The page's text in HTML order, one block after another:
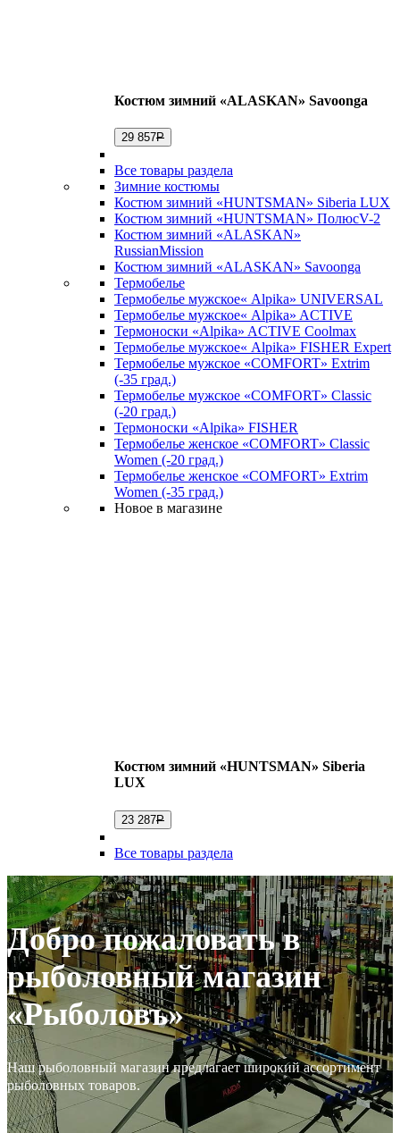
Костюм зимний «ALASKAN» Savoonga
29 857Р
Все товары раздела
Зимние костюмы
Костюм зимний «HUNTSMAN» Siberia LUX
Костюм зимний «HUNTSMAN» ПолюсV-2
Костюм зимний «ALASKAN»
RussianMission
Костюм зимний «ALASKAN» Savoonga
Термобелье
Термобелье мужское« Alpika» UNIVERSAL
Термобелье мужское« Alpika» ACTIVE
Термоноски «Alpika» ACTIVE Coolmax
Термобелье мужское« Alpika» FISHER Expert
Термобелье мужское «COMFORT» Extrim
(-35 град.)
Термобелье мужское «COMFORT» Classic
(-20 град.)
Термоноски «Alpika» FISHER
Термобелье женское «COMFORT» Classic
Women (-20 град.)
Термобелье женское «COMFORT» Extrim
Women (-35 град.)
Новое в магазине
Костюм зимний «HUNTSMAN» Siberia
LUX
23 287Р
Все товары раздела
Добро пожаловать в
рыболовный магазин
«Рыболовъ»
Наш рыболовный магазин предлагает широкий ассортимент
рыболовных товаров.